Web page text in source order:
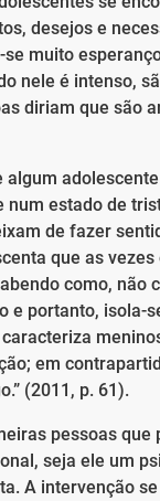
desejos e
muito
nele é intenso,
diriam que são
estado de
de fazer
que as
como, não
e portanto, isola-
em
(2011, p. 61).
pessoas que
seja ele um
A intervenção